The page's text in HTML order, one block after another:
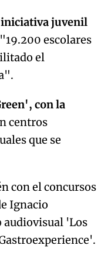
iniciativa juvenil
escolares
el
con la
centros
que se
con el concursos
Ignacio
audiovisual 'Los